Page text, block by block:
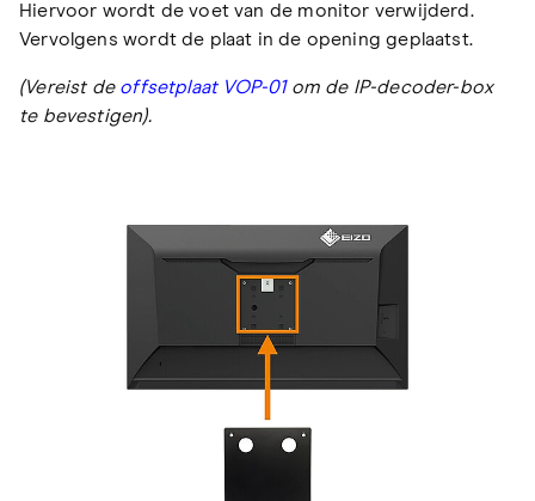
Hiervoor wordt de voet van de monitor verwijderd.
Vervolgens wordt de plaat in de opening geplaatst.
(Vereist de offsetplaat VOP-01om de IP-decoder-box
te bevestigen).